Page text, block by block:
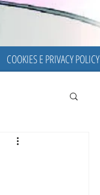
COOKIES E PRIVACY POLICY